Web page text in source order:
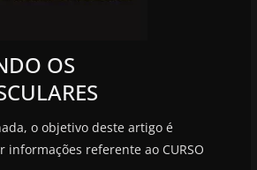
OS
o objetivo deste artigo é
informações referente ao CURSO